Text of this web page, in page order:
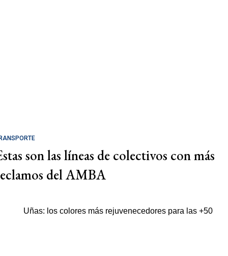
son las líneas de colectivos con más
del AMBA